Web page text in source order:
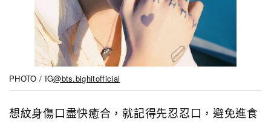
PHOTO / IG@bts.bighitofficial
想紋身傷口盡快癒合，就記得先忍忍口，避免進食